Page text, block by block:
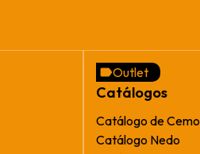
Outlet
Catálogos
Catálogo de Cemo
Catálogo Nedo